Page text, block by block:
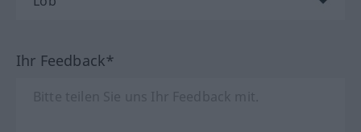
Ihr Feedback*